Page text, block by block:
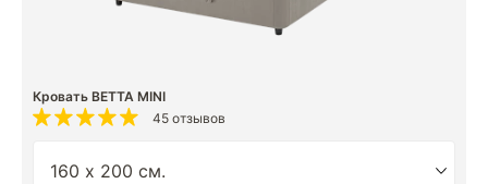
Кровать BETTA MINI
45 отзывов